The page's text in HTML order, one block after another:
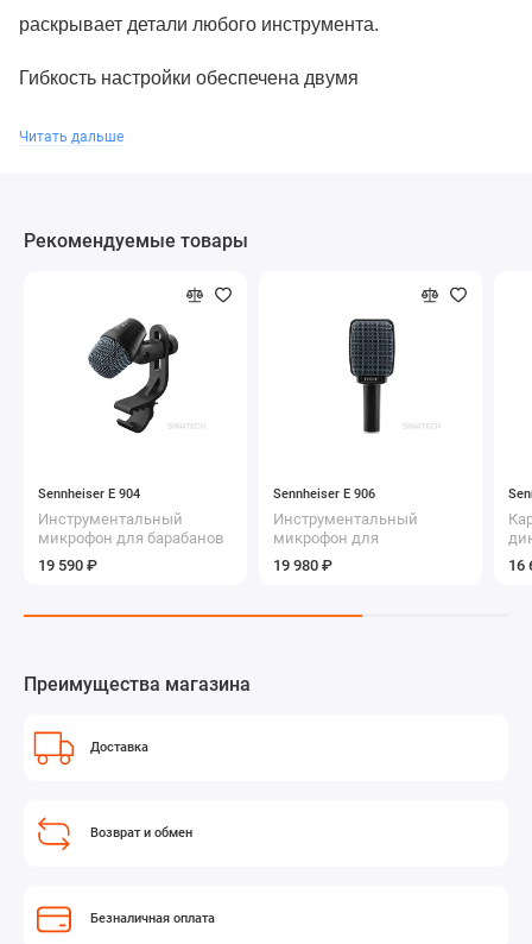
раскрывает детали любого инструмента.
Гибкость настройки обеспечена двумя
чувствительности и для среза или подъема низких
Читать дальше
Рекомендуемые товары
Sennheiser E 904
Инструментальный
микрофон для барабанов
и перкуссий
19 590 ₽
Sennheiser E 906
Инструментальный
микрофон для
перкуссионных и духовых
инструментов
19 980 ₽
16
Преимущества магазина
Доставка
Возврат и обмен
Безналичная оплата